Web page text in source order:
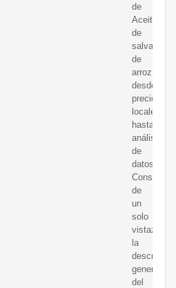
de
Aceite
de
salvado
de
arroz,
desde
precios
locales
hasta
análisis
de
datos.
Consulte
de
un
solo
vistazo
la
general
del